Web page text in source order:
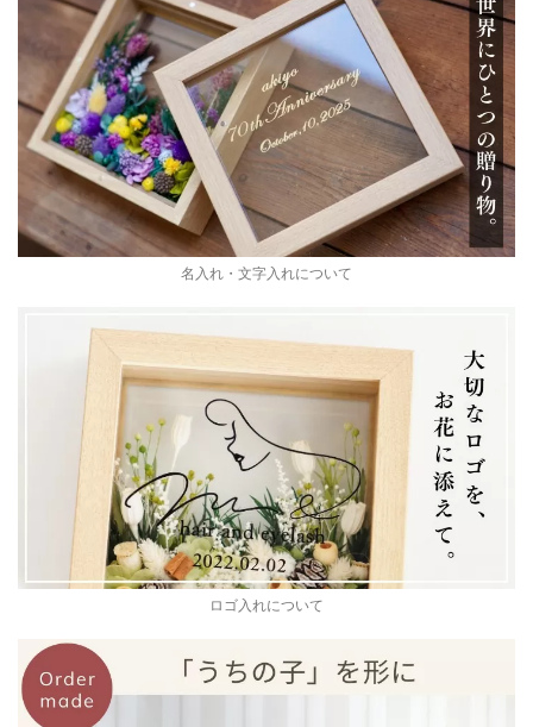
名入れ・文字入れについて
ロゴ入れについて